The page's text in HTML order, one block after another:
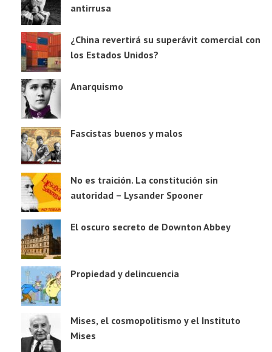
antirrusa
¿China revertirá su superávit comercial con
los Estados Unidos?
Anarquismo
Fascistas buenos y malos
No es traición. La constitución sin
autoridad – Lysander Spooner
El oscuro secreto de Downton Abbey
Propiedad y delincuencia
Mises, el cosmopolitismo y el Instituto
Mises